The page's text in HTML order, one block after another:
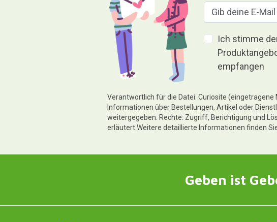
Ich stimme
empfangen
Verantwortlich für die Datei: Curiosite (eingetragene
Informationen über Bestellungen, Artikel oder
weitergegeben. Rechte: Zugriff, Berichtigung und
erläutert.Weitere detaillierte Informationen finden
Geben ist